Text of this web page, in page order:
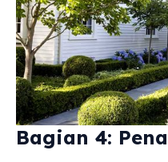
Bagian 4: